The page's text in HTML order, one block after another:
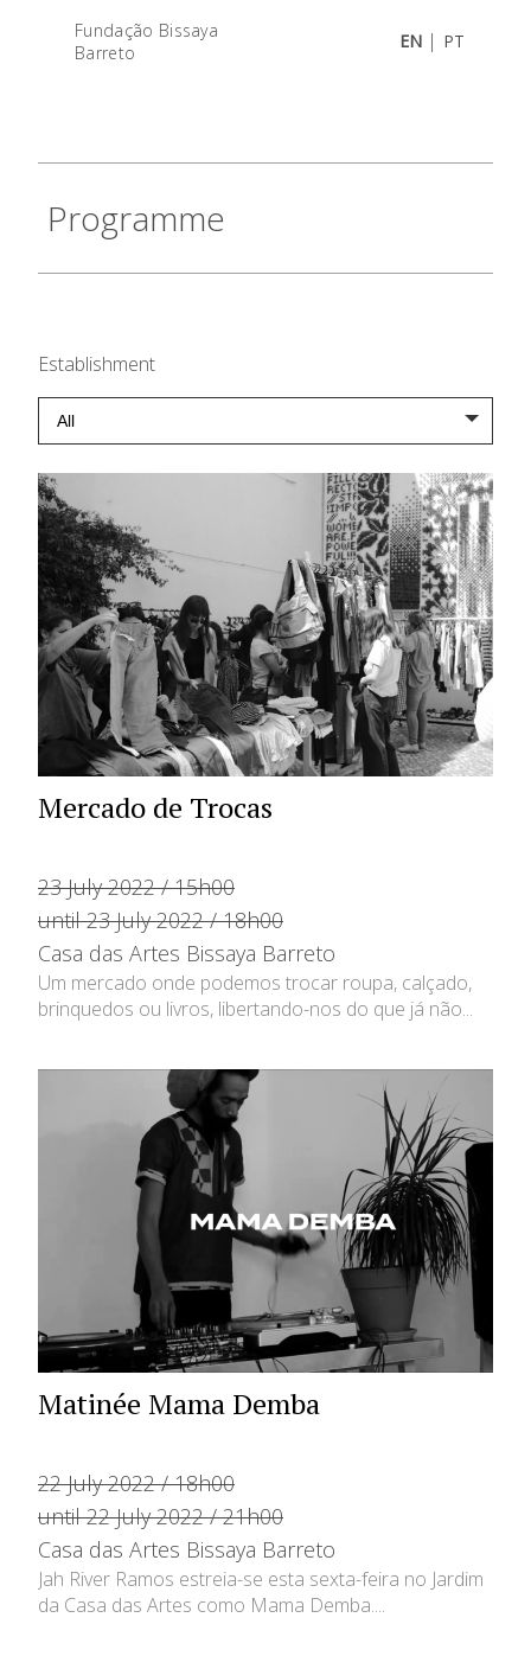
Fundação Bissaya
Barreto
EN | PT
Programme
Establishment
Mercado de Trocas
23 July 2022 / 15h00
until 23 July 2022 / 18h00
Casa das Artes Bissaya Barreto
Um mercado onde podemos trocar roupa, calçado,
brinquedos ou livros, libertando-nos do que já não...
Matinée Mama Demba
22 July 2022 / 18h00
until 22 July 2022 / 21h00
Casa das Artes Bissaya Barreto
Jah River Ramos estreia-se esta sexta-feira no Jardim
da Casa das Artes como Mama Demba....